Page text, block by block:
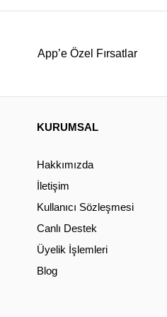
App’e Özel Fırsatlar
KURUMSAL
Hakkımızda
İletişim
Kullanıcı Sözleşmesi
Canlı Destek
Üyelik İşlemleri
Blog